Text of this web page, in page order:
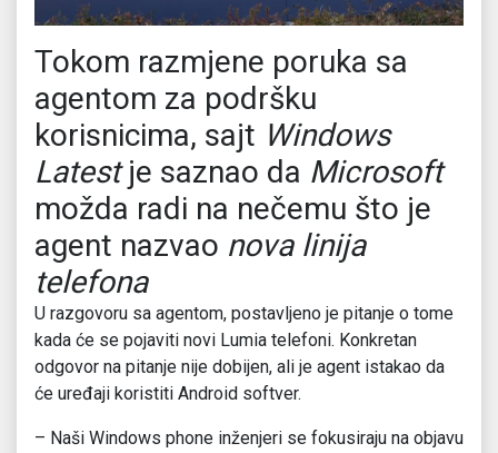
Tokom razmjene poruka sa
agentom za podršku
korisnicima, sajt Windows
Latestje saznao da Microsoft
možda radi na nečemu što je
agent nazvao nova linija
telefona
U razgovoru sa agentom, postavljeno je pitanje o tome
kada će se pojaviti novi Lumia telefoni. Konkretan
odgovor na pitanje nije dobijen, ali je agent istakao da
će uređaji koristiti Android softver.
– Naši Windows phone inženjeri se fokusiraju na objavu